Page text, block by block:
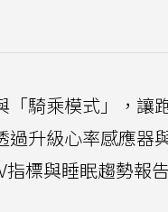
「騎乘模式」，讓
過升級心率感應器
標與睡眠趨勢報